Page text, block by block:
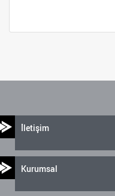
İletişim
Kurumsal